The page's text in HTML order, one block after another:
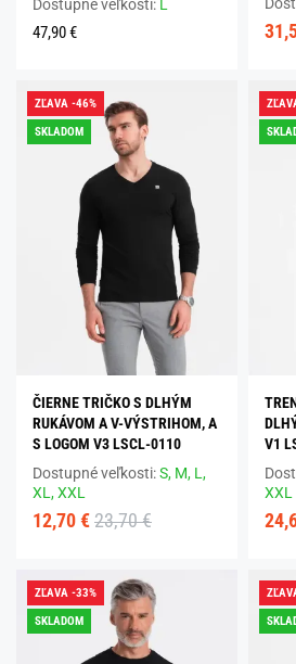
Dostupné veľkosti: L
47,90 €
ZĽAVA -46%
SKLADOM
ČIERNE TRIČKO S DLHÝM
RUKÁVOM A V-VÝSTRIHOM, A
S LOGOM V3 LSCL-0110
Dostupné veľkosti:S, M, L,
XL,XXL
12,70 € 23,70 €
V1
XXL
ZĽAVA -33%
SKLADOM